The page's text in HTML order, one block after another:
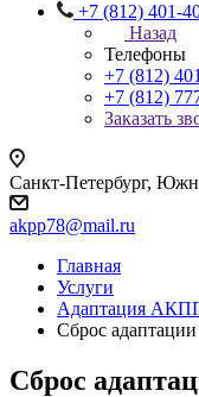
+7 (812) 401-
Назад
Телефоны
+7 (812)
+7 (812)
Заказать
Санкт-Петербург,
akpp78@mail.ru
Главная
Услуги
Адаптация
Сброс
Сброс